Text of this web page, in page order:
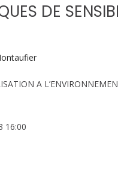
DE
A
16:00